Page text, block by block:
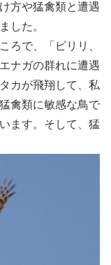
方や猛禽類と遭遇
した。
ろで、「ピリリ、
ナガの群れに遭遇
カが飛翔して、私
禽類に敏感な鳥で
ます。そして、猛